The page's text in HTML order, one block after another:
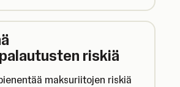
riskiä
maksuriitojen riskiä